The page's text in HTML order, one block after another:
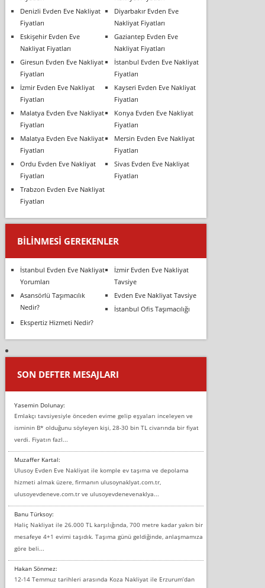
Denizli Evden Eve Nakliyat
Fiyatları
Diyarbakır Evden Eve
Nakliyat Fiyatları
Eskişehir Evden Eve
Nakliyat Fiyatları
Gaziantep Evden Eve
Nakliyat Fiyatları
Giresun Evden Eve Nakliyat
Fiyatları
İstanbul Evden Eve Nakliyat
Fiyatları
İzmir Evden Eve Nakliyat
Fiyatları
Kayseri Evden Eve Nakliyat
Fiyatları
Malatya Evden Eve Nakliyat
Fiyatları
Konya Evden Eve Nakliyat
Fiyatları
Malatya Evden Eve Nakliyat
Fiyatları
Mersin Evden Eve Nakliyat
Fiyatları
Ordu Evden Eve Nakliyat
Fiyatları
Sivas Evden Eve Nakliyat
Fiyatları
Trabzon Evden Eve Nakliyat
Fiyatları
BILINMESI GEREKENLER
İstanbul Evden Eve Nakliyat
Yorumları
İzmir Evden Eve Nakliyat
Tavsiye
Asansörlü Taşımacılık
Nedir?
Evden Eve Nakliyat Tavsiye
İstanbul Ofis Taşımacılığı
Ekspertiz Hizmeti Nedir?
SON DEFTER MESAJLARI
Yasemin Dolunay:
Emlakçı tavsiyesiyle önceden evime gelip eşyaları inceleyen ve
isminin B* olduğunu söyleyen kişi, 28-30 bin TL civarında bir fiyat
verdi. Fiyatın fazl...
Muzaffer Kartal:
Ulusoy Evden Eve Nakliyat ile komple ev taşıma ve depolama
hizmeti almak üzere, firmanın ulusoynaklyat.com.tr,
ulusoyevdeneve.com.tr ve ulusoyevdenevenaklya...
Banu Türksoy:
Haliç Nakliyat ile 26.000 TL karşılığında, 700 metre kadar yakın bir
mesafeye 4+1 evimi taşıdık. Taşıma günü geldiğinde, anlaşmamıza
göre beli...
Hakan Sönmez:
12-14 Temmuz tarihleri arasında Koza Nakliyat ile Erzurum’dan